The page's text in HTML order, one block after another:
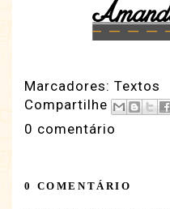
Marcadores:Textos
Compartilhe
0 comentário
0 COMENTÁRIO